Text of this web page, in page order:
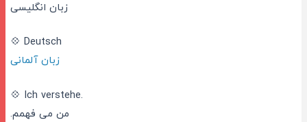
زبان انگلیسی
💠 Deutsch
زبان آلمانی
💠 Ich verstehe.
من می فهمم.